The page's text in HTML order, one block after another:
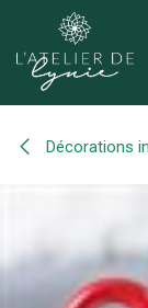
Se rendre au contenu
Décorations